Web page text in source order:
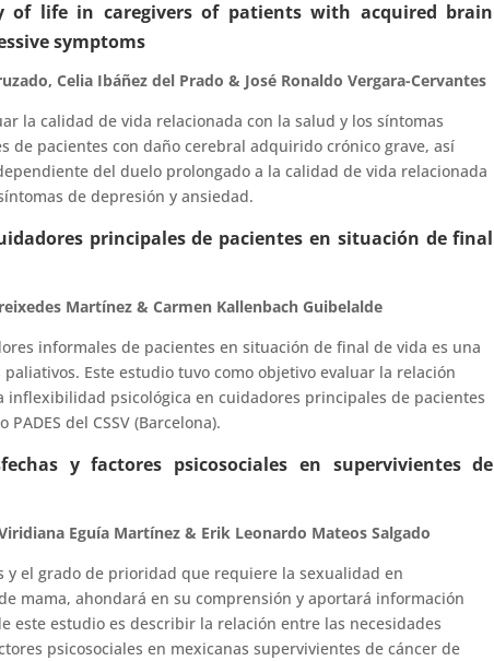
of life in caregivers of patients with acquired brain
symptoms
Celia Ibáñez del Prado & José Ronaldo Vergara-Cervantes
la calidad de vida relacionada con la salud y los síntomas
de pacientes con daño cerebral adquirido crónico grave, así
del duelo prolongado a la calidad de vida relacionada
de depresión y ansiedad.
principales de pacientes en situación de final
Martínez & Carmen Kallenbach Guibelalde
informales de pacientes en situación de final de vida es una
Este estudio tuvo como objetivo evaluar la relación
inflexibilidad psicológica en cuidadores principales de pacientes
del CSSV (Barcelona).
y factores psicosociales en supervivientes de
Eguía Martínez & Erik Leonardo Mateos Salgado
y el grado de prioridad que requiere la sexualidad en
mama, ahondará en su comprensión y aportará información
este estudio es describir la relación entre las necesidades
psicosociales en mexicanas supervivientes de cáncer de